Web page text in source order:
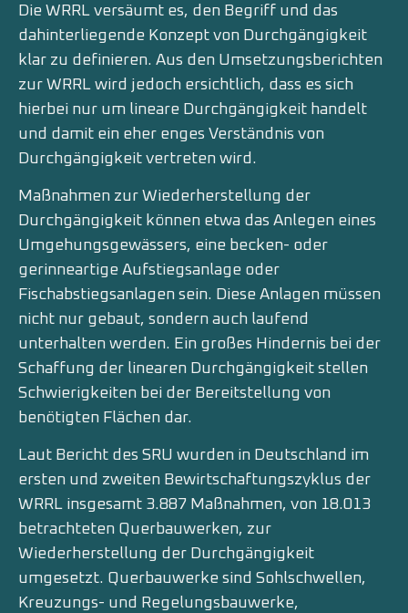
Die WRRL versäumt es, den Begriff und das
dahinterliegende Konzept von Durchgängigkeit
klar zu definieren. Aus den Umsetzungsberichten
zur WRRL wird jedoch ersichtlich, dass es sich
hierbei nur um lineare Durchgängigkeit handelt
und damit ein eher enges Verständnis von
Durchgängigkeit vertreten wird.
Maßnahmen zur Wiederherstellung der
Durchgängigkeit können etwa das Anlegen eines
Umgehungsgewässers, eine becken- oder
gerinneartige Aufstiegsanlage oder
Fischabstiegsanlagen sein. Diese Anlagen müssen
nicht nur gebaut, sondern auch laufend
unterhalten werden. Ein großes Hindernis bei der
Schaffung der linearen Durchgängigkeit stellen
Schwierigkeiten bei der Bereitstellung von
benötigten Flächen dar.
Laut Bericht des SRU wurden in Deutschland im
ersten und zweiten Bewirtschaftungszyklus der
WRRL insgesamt 3.887 Maßnahmen, von 18.013
betrachteten Querbauwerken, zur
Wiederherstellung der Durchgängigkeit
umgesetzt. Querbauwerke sind Sohlschwellen,
Kreuzungs- und Regelungsbauwerke,